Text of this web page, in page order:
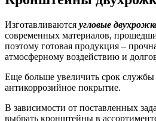
Изготавливаются угловые
современных материалов,
поэтому готовая продукция –
атмосферному воздействию и
Еще больше увеличить срок службы
антикоррозийное покрытие.
В зависимости от поставленных
выбрать кронштейны в